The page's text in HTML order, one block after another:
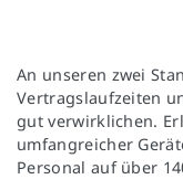
An unseren zwei
Vertragslaufzeiten
gut verwirklichen.
umfangreicher
Personal auf über